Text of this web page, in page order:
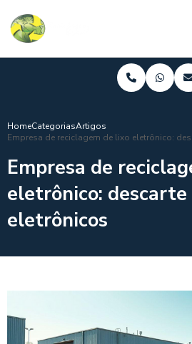
HomeCategoriasArtigos
Empresa de reciclagem de lixo eletrônico:
Empresa de
eletrônico:
eletrônicos